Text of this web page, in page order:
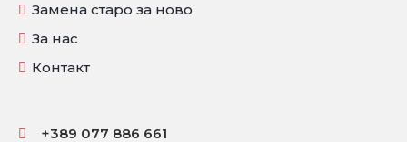
Замена старо за ново
За нас
Контакт
+389 077 886 661